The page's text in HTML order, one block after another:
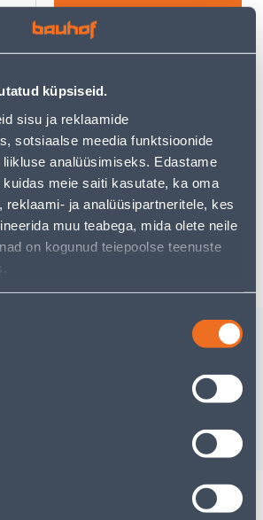
küpsiseid.
sisu ja reklaamide
sotsiaalse meedia funktsioonide
analüüsimiseks. Edastame
meie saiti kasutate, ka oma
reklaami- ja analüüsipartneritele, kes
muu teabega, mida olete neile
on kogunud teiepoolse teenuste
+ ДОБАВИТЬ В КОРЗИНУ
доставка 4,19 € от 2-5 tööpäeva
от 2,29 € с 2-5 tööpäeva
с 06.08.2026